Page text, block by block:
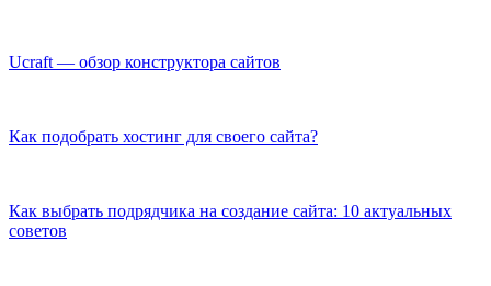
Ucraft — обзор конструктора сайтов
Как подобрать хостинг для своего сайта?
Как выбрать подрядчика на создание сайта: 10 актуальных
советов